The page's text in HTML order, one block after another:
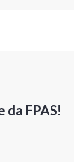
da FPAS!